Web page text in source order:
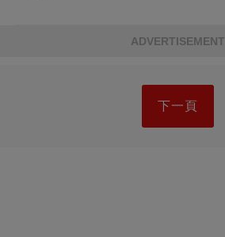
ADVERTISEMENT
下一頁